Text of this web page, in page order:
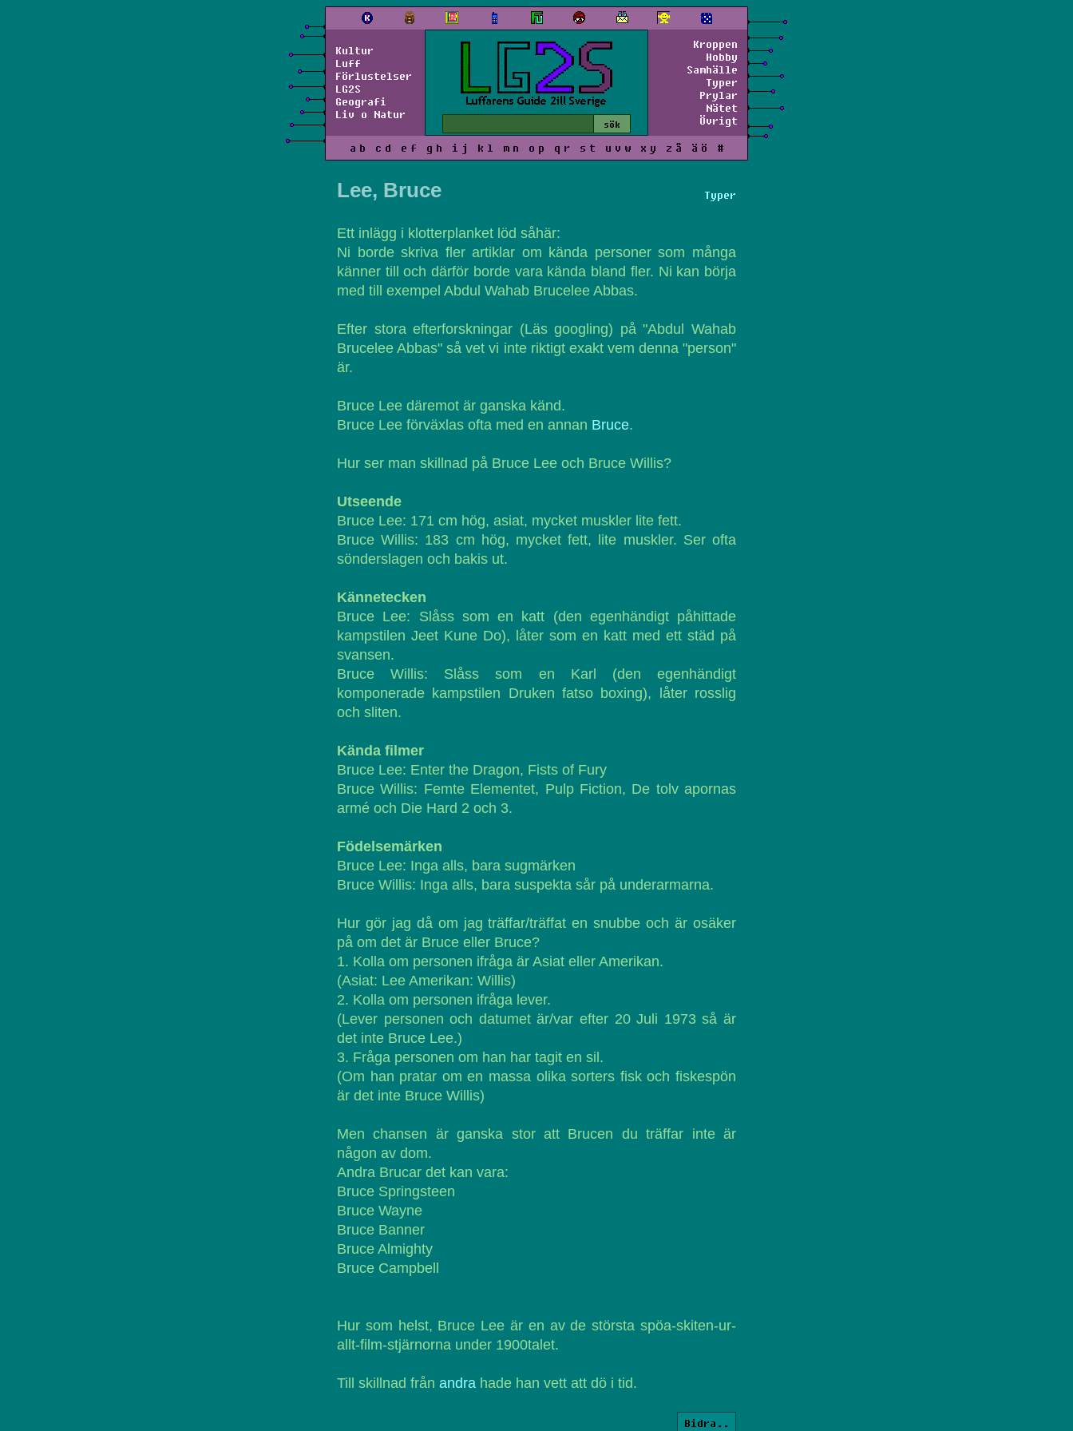
Kultur
Luff
Förlustelser
LG2S
Geografi
Liv o Natur
Kroppen
Hobby
Samhälle
Typer
Prylar
Nätet
Övrigt
a b c d e f g h i j k l m n o p q r s t u v w x y z å ä ö #
Typer
Lee, Bruce
Ett inlägg i klotterplanket löd såhär:
Ni borde skriva fler artiklar om kända personer som många
känner till och därför borde vara kända bland fler. Ni kan börja
med till exempel Abdul Wahab Brucelee Abbas.
Efter stora efterforskningar (Läs googling) på "Abdul Wahab
Brucelee Abbas" så vet vi inte riktigt exakt vem denna "person"
är.
Bruce Lee däremot är ganska känd.
Bruce Lee förväxlas ofta med en annan Bruce.
Hur ser man skillnad på Bruce Lee och Bruce Willis?
Utseende
Bruce Lee: 171 cm hög, asiat, mycket muskler lite fett.
Bruce Willis: 183 cm hög, mycket fett, lite muskler. Ser ofta
sönderslagen och bakis ut.
Kännetecken
Bruce Lee: Slåss som en katt (den egenhändigt påhittade
kampstilen Jeet Kune Do), låter som en katt med ett städ på
svansen.
Bruce Willis: Slåss som en Karl (den egenhändigt
komponerade kampstilen Druken fatso boxing), låter rosslig
och sliten.
Kända filmer
Bruce Lee: Enter the Dragon, Fists of Fury
Bruce Willis: Femte Elementet, Pulp Fiction, De tolv apornas
armé och Die Hard 2 och 3.
Födelsemärken
Bruce Lee: Inga alls, bara sugmärken
Bruce Willis: Inga alls, bara suspekta sår på underarmarna.
Hur gör jag då om jag träffar/träffat en snubbe och är osäker
på om det är Bruce eller Bruce?
1. Kolla om personen ifråga är Asiat eller Amerikan.
(Asiat: Lee Amerikan: Willis)
2. Kolla om personen ifråga lever.
(Lever personen och datumet är/var efter 20 Juli 1973 så är
det inte Bruce Lee.)
3. Fråga personen om han har tagit en sil.
(Om han pratar om en massa olika sorters fisk och fiskespön
är det inte Bruce Willis)
Men chansen är ganska stor att Brucen du träffar inte är
någon av dom.
Andra Brucar det kan vara:
Bruce Springsteen
Bruce Wayne
Bruce Banner
Bruce Almighty
Bruce Campbell
Hur som helst, Bruce Lee är en av de största spöa-skiten-ur-
allt-film-stjärnorna under 1900talet.
Till skillnad från andra hade han vett att dö i tid.
Bidra..